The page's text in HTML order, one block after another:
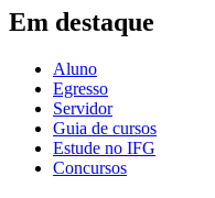
Em destaque
Aluno
Egresso
Servidor
Guia de cursos
Estude no IFG
Concursos